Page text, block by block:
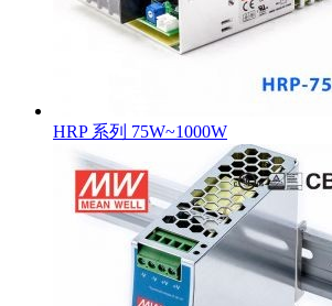
HRP 系列 75W~1000W